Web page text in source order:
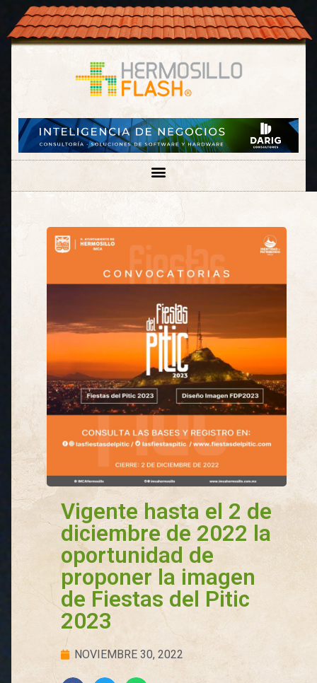
Vigente hasta el 2 de
diciembre de 2022 la
oportunidad de
proponer la imagen
de Fiestas del Pitic
2023
NOVIEMBRE 30, 2022